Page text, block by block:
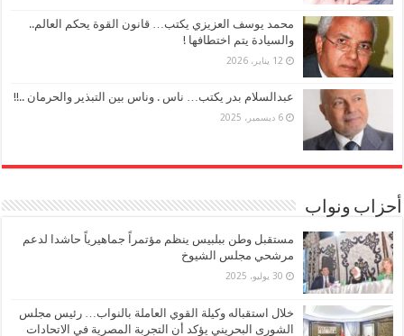
محمد يوسف العزيزي يكتب… قانون القوة يحكم العالم..
والسيادة يتم اختطافها !
12 يناير، 2026
عبدالسلام بدر يكتب… ناس . وناس بين التبذير والحرمان ..!!
6 ديسمبر، 2025
أحزاب ونواب
مستقبل وطن ببلبيس ينظم مؤتمراً جماهيرياً حاشدا لدعم
مرشحي مجلس الشيوخ
30 يوليو، 2025
خلال استقباله وكيلة القوي العاملة بالنواب… رئيس مجلس
الشورى البحريني يؤكد أن التجربة المصرية في الاتحادات